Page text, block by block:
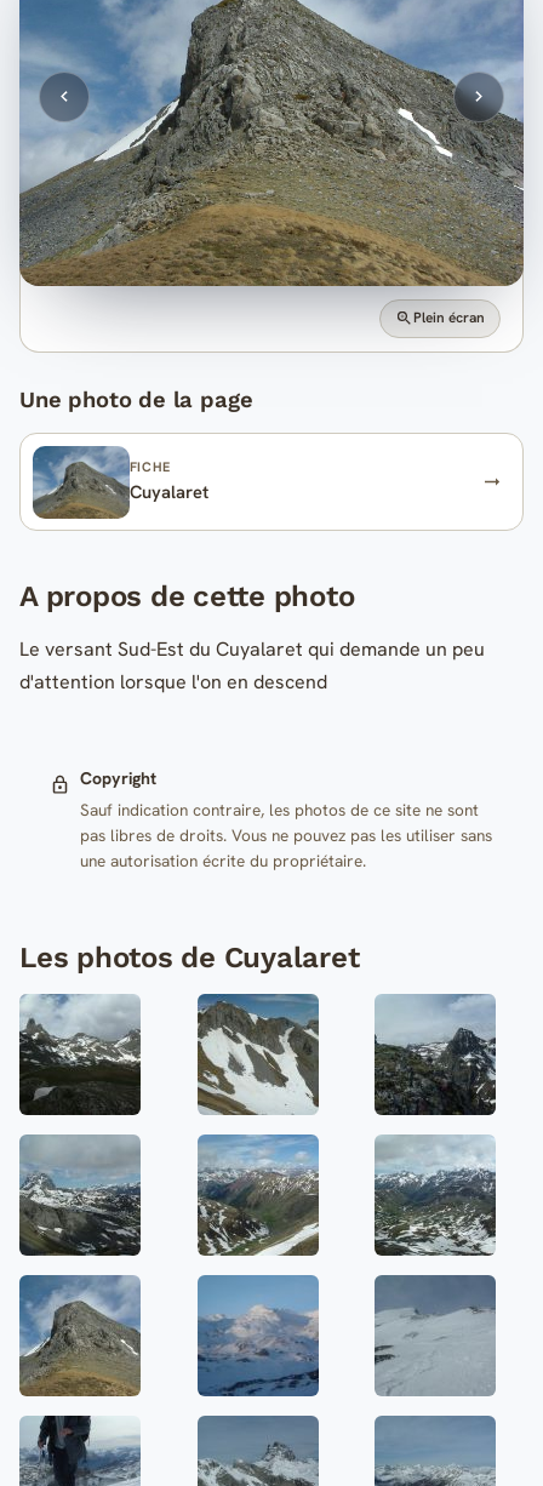
Plein écran
Une photo de la page
FICHE
Cuyalaret
A propos de cette photo
Le versant Sud-Est du Cuyalaret qui demande un peu
d'attention lorsque l'on en descend
Copyright
Sauf indication contraire, les photos de ce site ne sont
pas libres de droits. Vous ne pouvez pas les utiliser sans
une autorisation écrite du propriétaire.
Les photos de Cuyalaret